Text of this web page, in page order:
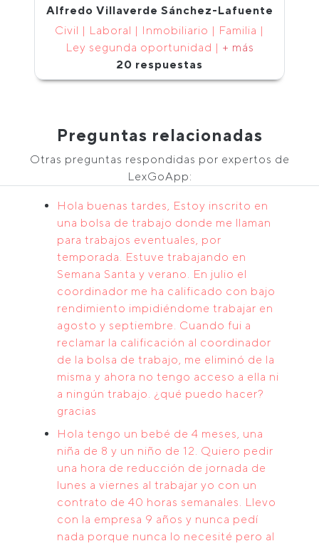
Alfredo Villaverde Sánchez-Lafuente
Civil | Laboral | Inmobiliario | Familia |
Ley segunda oportunidad | + más
20 respuestas
Preguntas relacionadas
Otras preguntas respondidas por expertos de
LexGoApp:
Hola buenas tardes, Estoy inscrito en
una bolsa de trabajo donde me llaman
para trabajos eventuales, por
temporada. Estuve trabajando en
Semana Santa y verano. En julio el
coordinador me ha calificado con bajo
rendimiento impidiéndome trabajar en
agosto y septiembre. Cuando fui a
reclamar la calificación al coordinador
de la bolsa de trabajo, me eliminó de la
misma y ahora no tengo acceso a ella ni
a ningún trabajo. ¿qué puedo hacer?
gracias
Hola tengo un bebé de 4 meses, una
niña de 8 y un niño de 12. Quiero pedir
una hora de reducción de jornada de
lunes a viernes al trabajar yo con un
contrato de 40 horas semanales. Llevo
con la empresa 9 años y nunca pedí
nada porque nunca lo necesité pero al